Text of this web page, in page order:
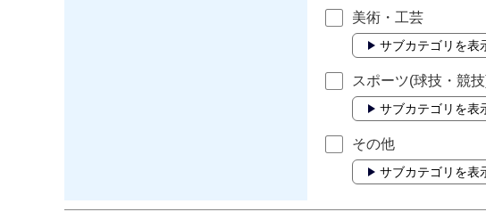
美術・工芸
サブカテゴリを表
スポーツ(球技・競
サブカテゴリを表
その他
サブカテゴリを表